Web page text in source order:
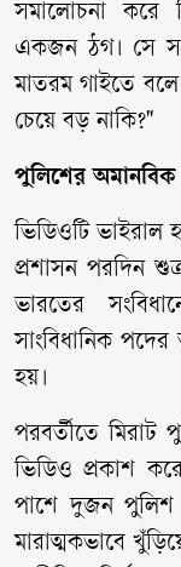
সমালোচনা
একজন ঠগ। সে
মাতরম গাইতে
চেয়ে বড় নাকি?"
পুলিশের
ভিডিওটি
প্রশাসন পরদিন
ভারতের
সাংবিধানিক
হয়।
পরবর্তীতে মিরাট
ভিডিও প্রকাশ
পাশে দুজন পুলিশ
মারাত্মকভাবে